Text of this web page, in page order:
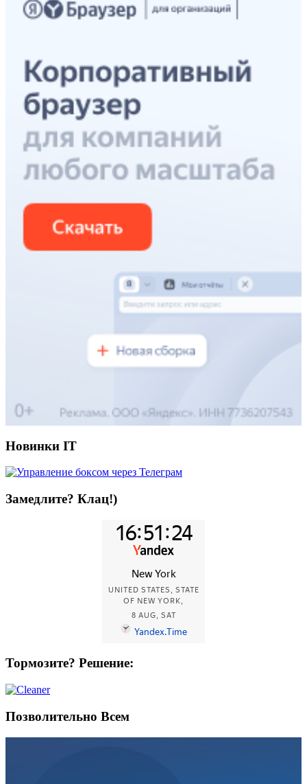
Новинки IT
Замедлите? Клац!)
Тормозите? Решение:
Позволительно Всем